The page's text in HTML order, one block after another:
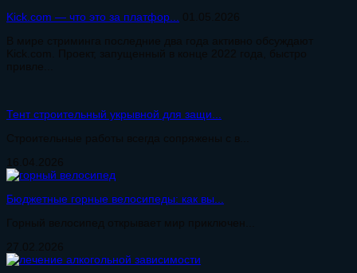
Kick.com — что это за платфор...
01.05.2026
В мире стриминга последние два года активно обсуждают
Kick.com. Проект, запущенный в конце 2022 года, быстро
привле...
Тент строительный укрывной для защи...
Строительные работы всегда сопряжены с в...
16.04.2026
Бюджетные горные велосипеды: как вы...
Горный велосипед открывает мир приключен...
27.02.2026